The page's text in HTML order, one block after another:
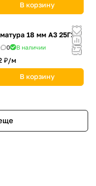
В корзину
18 мм А3 25Г2С
0 В наличии
₽/м
В корзину